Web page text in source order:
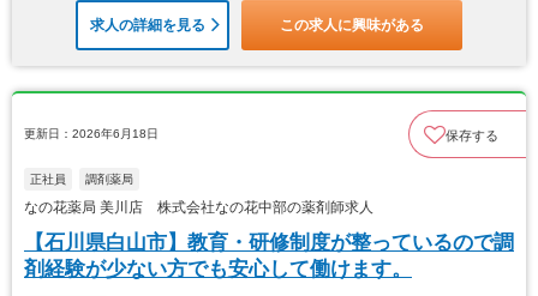
求人の詳細を見る この求人に興味がある
更新日：2026年6月18日 保存する
正社員 調剤薬局
なの花薬局 美川店 株式会社なの花中部の薬剤師求人
【石川県白山市】教育・研修制度が整っているので調
剤経験が少ない方でも安心して働けます。